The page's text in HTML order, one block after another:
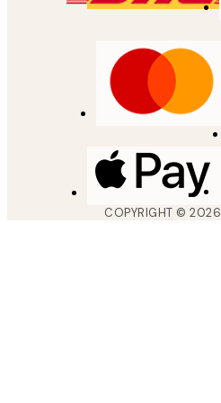
COPYRIGHT ©2026